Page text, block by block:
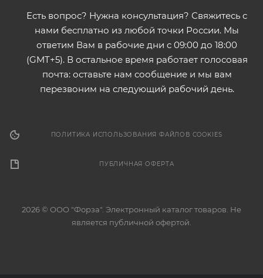
Есть вопрос? Нужна консультация? Свяжитесь с
нами бесплатно из любой точки России. Мы
ответим Вам в рабочие дни с 09:00 до 18:00
(GMT+5). В остальное время работает голосовая
почта: оставьте нам сообщение и мы вам
перезвоним на следующий рабочий день.
ПОЛИТИКА ИСПОЛЬЗОВАНИЯ ФАЙЛОВ COOKIES
ПУБЛИЧНАЯ ОФЕРТА
2026 © ООО "Форза". Электронный каталог товаров. Не
является публичной офертой.